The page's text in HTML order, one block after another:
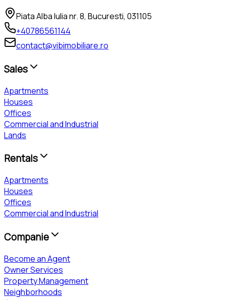
Piata Alba Iulia nr. 8, Bucuresti, 031105
+40786561144
contact@vibimobiliare.ro
Sales
Apartments
Houses
Offices
Commercial and Industrial
Lands
Rentals
Apartments
Houses
Offices
Commercial and Industrial
Companie
Become an Agent
Owner Services
Property Management
Neighborhoods